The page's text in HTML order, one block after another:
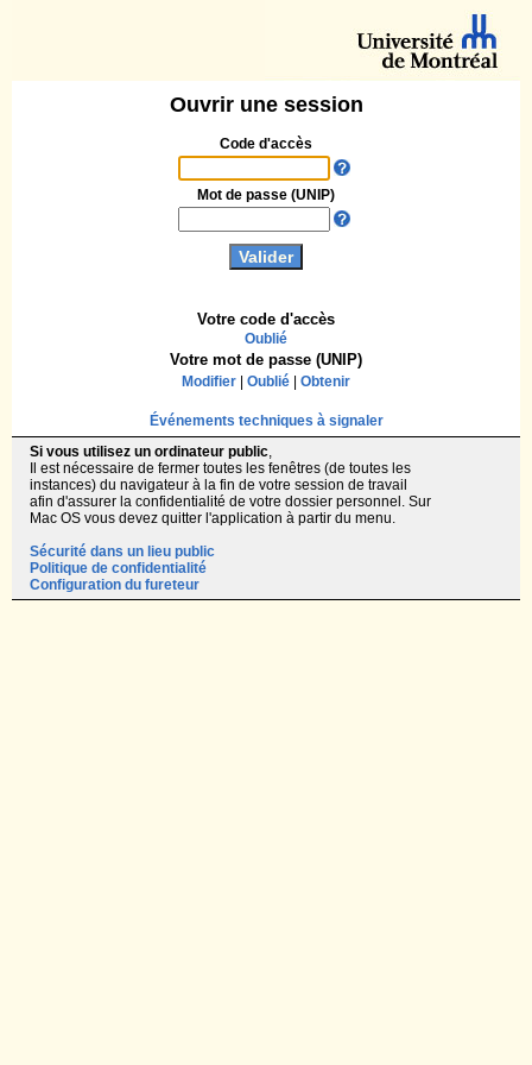
Ouvrir une session
Code d'accès
Votre code d'accès
Oublié
Mot de passe (UNIP)
Votre mot de passe (UNIP)
Modifier Oublié Obtenir
Événements techniques à signaler
Si vous utilisez un ordinateur public,
Il est nécessaire de fermer toutes les fenêtres (de toutes les
instances) du navigateur à la fin de votre session de travail
afin d'assurer la confidentialité de votre dossier personnel. Sur
Mac OS vous devez quitter l'application à partir du menu.
Sécurité dans un lieu public
Politique de confidentialité
Configuration du fureteur